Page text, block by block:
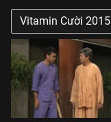
Vitamin Cười 2015